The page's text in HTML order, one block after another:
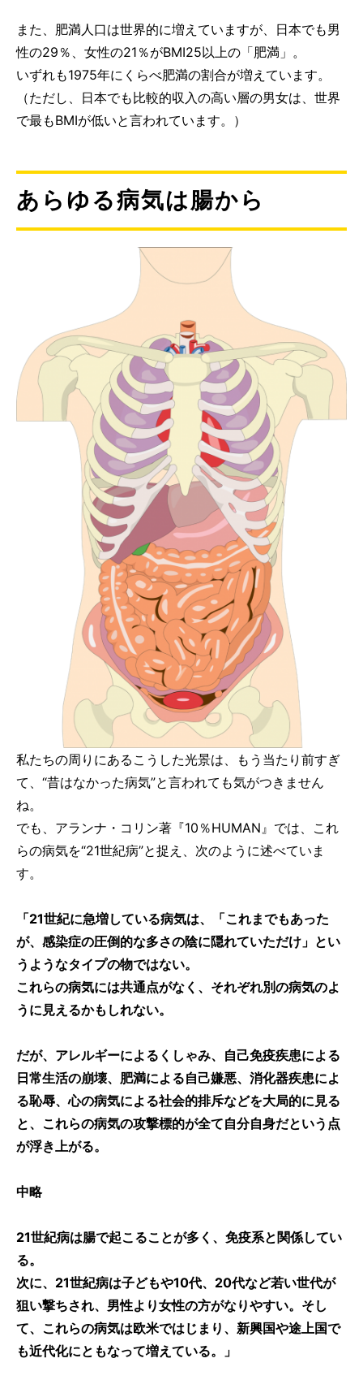
また、肥満人口は世界的に増えていますが、日本でも男
性の29％、女性の21％がBMI25以上の「肥満」。
いずれも1975年にくらべ肥満の割合が増えています。
（ただし、日本でも比較的収入の高い層の男女は、世界
で最もBMIが低いと言われています。）
あらゆる病気は腸から
私たちの周りにあるこうした光景は、もう当たり前すぎ
て、“昔はなかった病気”と言われても気がつきません
ね。
でも、アランナ・コリン著『10％HUMAN』では、これ
らの病気を“21世紀病”と捉え、次のように述べていま
す。
「21世紀に急増している病気は、「これまでもあった
が、感染症の圧倒的な多さの陰に隠れていただけ」とい
うようなタイプの物ではない。
これらの病気には共通点がなく、それぞれ別の病気のよ
うに見えるかもしれない。
だが、アレルギーによるくしゃみ、自己免疫疾患による
日常生活の崩壊、肥満による自己嫌悪、消化器疾患によ
る恥辱、心の病気による社会的排斥などを大局的に見る
と、これらの病気の攻撃標的が全て自分自身だという点
が浮き上がる。
中略
21世紀病は腸で起こることが多く、免疫系と関係してい
る。
次に、21世紀病は子どもや10代、20代など若い世代が
狙い撃ちされ、男性より女性の方がなりやすい。そし
て、これらの病気は欧米ではじまり、新興国や途上国で
も近代化にともなって増えている。」